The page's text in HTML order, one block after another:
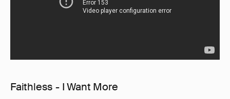
Faithless - I Want More